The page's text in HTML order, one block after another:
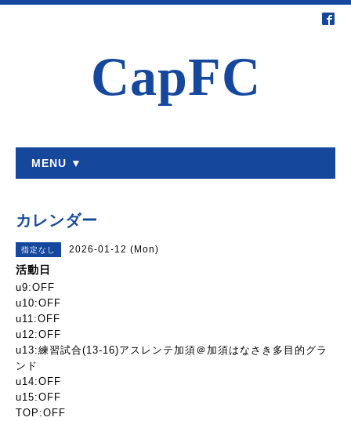
CapFC
MENU ▼
カレンダー
指定なし 2026-01-12 (Mon)
活動日
u9:OFF
u10:OFF
u11:OFF
u12:OFF
u13:練習試合(13-16)アスレンテ加須＠加須はなさき多目的グラ
ンド
u14:OFF
u15:OFF
TOP:OFF